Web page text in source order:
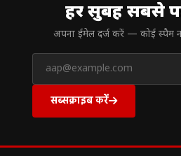
हर सुबह सबसे
अपना ईमेल दर्ज करें — कोई स्पैम
सब्सक्राइब करें